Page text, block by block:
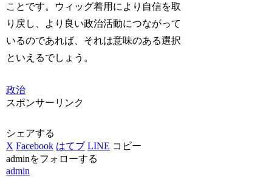
ことです。ウィッグ着用により自信を取
り戻し、より良い政治活動につながって
いるのであれば、それは意味のある選択
といえるでしょう。
政治
スポンサーリンク
シェアする
X Facebook はてブ LINE コピー
adminをフォローする
admin